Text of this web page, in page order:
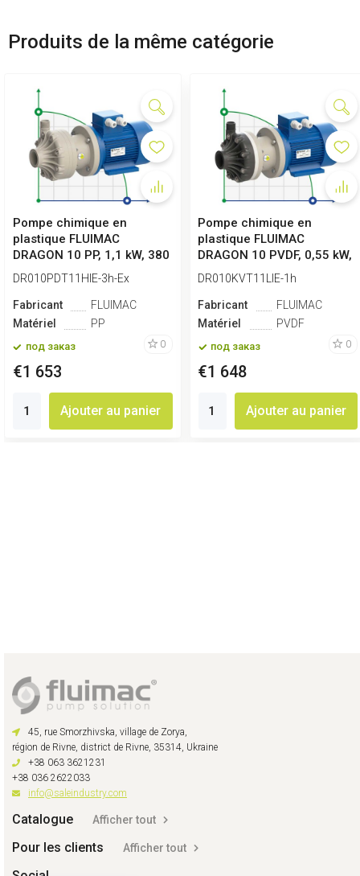
Produits de la même catégorie
Pompe chimique en
plastique FLUIMAC
DRAGON 10 PP, 1,1 kW, 380
V, Ex
DR010PDT11HIE-3h-Ex
Fabricant
FLUIMAC
Matériel
PP
под заказ 0
€1 653
Ajouter au panier
Pompe chimique en
plastique FLUIMAC
DRAGON 10 PVDF, 0,55 kW,
220 V
DR010KVT11LIE-1h
Fabricant
FLUIMAC
Matériel
PVDF
под заказ 0
€1 648
Ajouter au panier
45, rue Smorzhivska, village de Zorya,
région de Rivne, district de Rivne, 35314, Ukraine
+38 063 3621231
+38 036 2622033
info@saleindustry.com
Catalogue Afficher tout
Pour les clients Afficher tout